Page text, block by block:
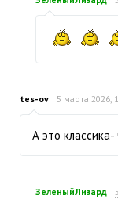
tes-ov 5 марта 2026,
А это
ЗеленыйЛизард